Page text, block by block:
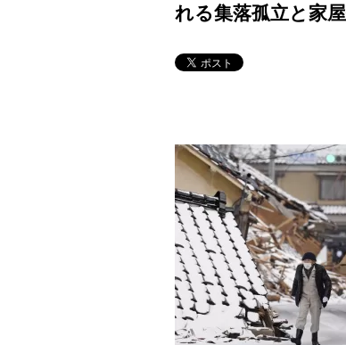
れる集落孤立と家